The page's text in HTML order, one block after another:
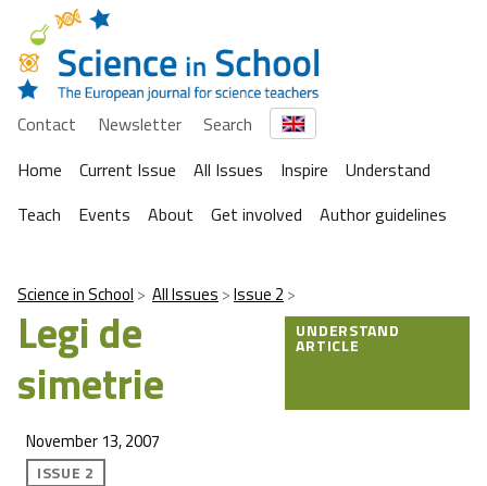
Contact Newsletter
Search
Home
Current Issue All Issues Inspire
Understand
Teach
Events About Get involved Author guidelines
Science in School All Issues Issue 2
Legi de
simetrie
UNDERSTAND
ARTICLE
November 13, 2007
ISSUE 2